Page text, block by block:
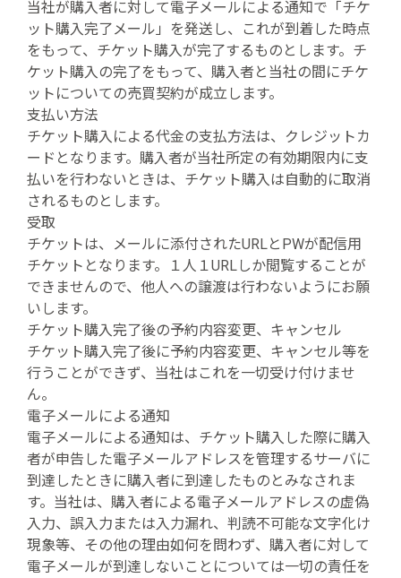
当社が購入者に対して電子メールによる通知で「チケ
ット購入完了メール」を発送し、これが到着した時点
をもって、チケット購入が完了するものとします。チ
ケット購入の完了をもって、購入者と当社の間にチケ
ットについての売買契約が成立します。
支払い方法
チケット購入による代金の支払方法は、クレジットカ
ードとなります。購入者が当社所定の有効期限内に支
払いを行わないときは、チケット購入は自動的に取消
されるものとします。
受取
チケットは、メールに添付されたURLとPWが配信用
チケットとなります。１人１URLしか閲覧することが
できませんので、他人への譲渡は行わないようにお願
いします。
チケット購入完了後の予約内容変更、キャンセル
チケット購入完了後に予約内容変更、キャンセル等を
行うことができず、当社はこれを一切受け付けませ
ん。
電子メールによる通知
電子メールによる通知は、チケット購入した際に購入
者が申告した電子メールアドレスを管理するサーバに
到達したときに購入者に到達したものとみなされま
す。当社は、購入者による電子メールアドレスの虚偽
入力、誤入力または入力漏れ、判読不可能な文字化け
現象等、その他の理由如何を問わず、購入者に対して
電子メールが到達しないことについては一切の責任を